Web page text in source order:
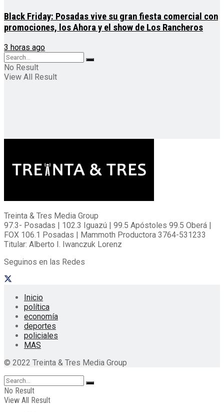
Black Friday: Posadas vive su gran fiesta comercial con
promociones, los Ahora y el show de Los Rancheros
3 horas ago
No Result
View All Result
Treinta & Tres Media Group
97.3- Posadas | 102.3 Iguazú | 99.5 Apóstoles 99.5 Oberá |
FOX 106.1 Posadas | Mammoth Productora 3764-531233
Titular: Alberto I. Iwanczuk Lorenz
Seguinos en las Redes
Inicio
política
economía
deportes
policiales
MAS
© 2022 Treinta & Tres Media Group
No Result
View All Result